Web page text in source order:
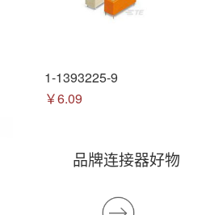
1-1393225-9
￥6.09
品牌连接器好物